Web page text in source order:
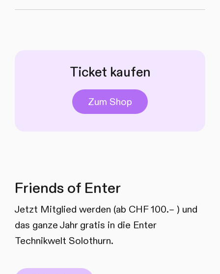
Ticket kaufen
Zum Shop
Friends of Enter
Jetzt Mitglied werden (ab CHF 100.– ) und
das ganze Jahr gratis in die Enter
Technikwelt Solothurn.